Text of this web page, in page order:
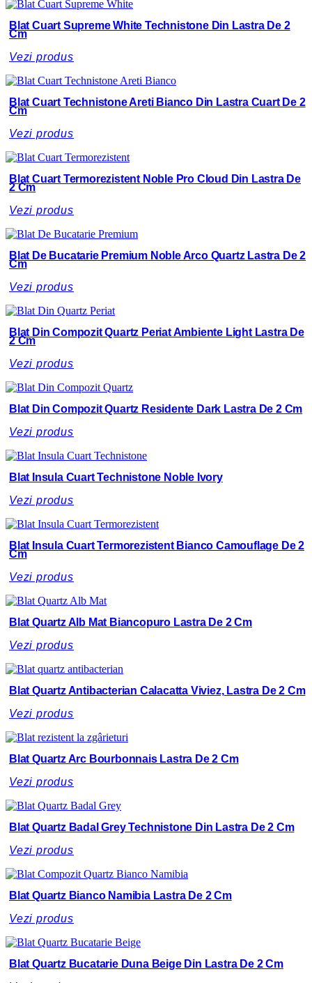
Blat Cuart Supreme White Technistone Din Lastra De 2
Cm
Vezi produs
Blat Cuart Technistone Areti Bianco Din Lastra Cuart De 2
Cm
Vezi produs
Blat Cuart Termorezistent Noble Pro Cloud Din Lastra De
2 Cm
Vezi produs
Blat De Bucatarie Premium Noble Arco Quartz Lastra De 2
Cm
Vezi produs
Blat Din Compozit Quartz Periat Ambiente Light Lastra De
2 Cm
Vezi produs
Blat Din Compozit Quartz Residente Dark Lastra De 2 Cm
Vezi produs
Blat Insula Cuart Technistone Noble Ivory
Vezi produs
Blat Insula Cuart Termorezistent Bianco Camouflage De 2
Cm
Vezi produs
Blat Quartz Alb Mat Biancopuro Lastra De 2 Cm
Vezi produs
Blat Quartz Antibacterian Calacatta Viviez, Lastra De 2 Cm
Vezi produs
Blat Quartz Arc Bourbonnais Lastra De 2 Cm
Vezi produs
Blat Quartz Badal Grey Technistone Din Lastra De 2 Cm
Vezi produs
Blat Quartz Bianco Namibia Lastra De 2 Cm
Vezi produs
Blat Quartz Bucatarie Duna Beige Din Lastra De 2 Cm